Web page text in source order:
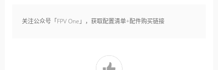
关注公众号「FPV One」，获取配置清单+配件购买链接